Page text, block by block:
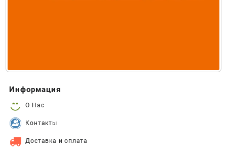
Информация
О Нас
Контакты
Доставка и оплата